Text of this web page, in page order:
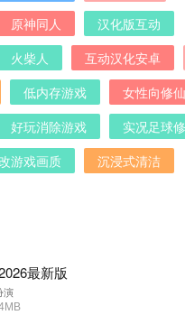
原神同人
汉化版互动
火柴人 互动汉化安卓
低内存游戏
女性向修仙
好玩消除游戏
实况足球
游戏画质
沉浸式清洁
最新版
演